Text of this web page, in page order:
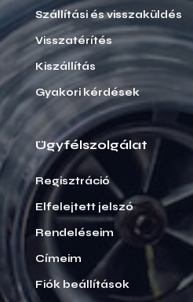
Szállítási és visszaküldés
Visszatérítés
Kiszállítás
Gyakori kérdések
Ügyfélszolgálat
Regisztráció
Elfelejtett jelszó
Rendeléseim
Címeim
Fiók beállítások